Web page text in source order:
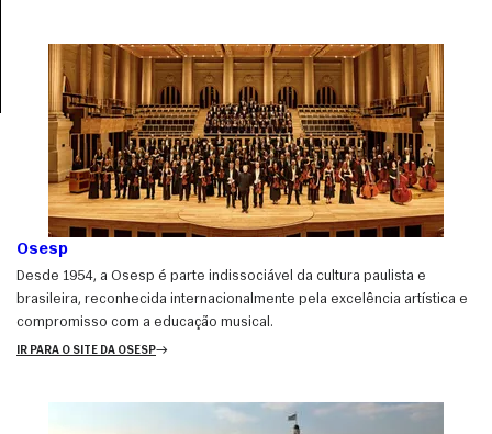
Osesp
Desde 1954, a Osesp é parte indissociável da cultura paulista e
brasileira, reconhecida internacionalmente pela excelência artística e
compromisso com a educação musical.
IR PARA O SITE DA OSESP